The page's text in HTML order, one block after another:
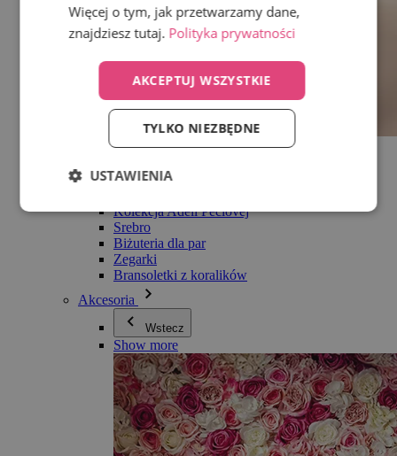
Wszystko w kategorii Biżuteria
Bransoletki
Kolekcja Adéli Pečlovej
Srebro
Biżuteria dla par
Zegarki
Bransoletki z koralików
Akcesoria
Wstecz
Show more
Więcej o tym, jak przetwarzamy dane,
znajdziesz tutaj. Polityka prywatności
AKCEPTUJ WSZYSTKIE
TYLKO NIEZBĘDNE
USTAWIENIA